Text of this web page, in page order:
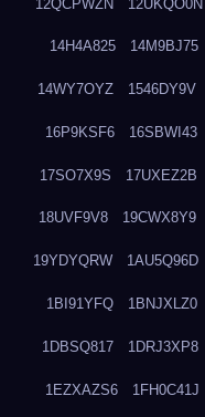
12QCPWZN 12UKQO0N
14H4A825 14M9BJ75
14WY7OYZ 1546DY9V
16P9KSF6 16SBWI43
17SO7X9S 17UXEZ2B
18UVF9V8 19CWX8Y9
19YDYQRW 1AU5Q96D
1BI91YFQ 1BNJXLZ0
1DBSQ817 1DRJ3XP8
1EZXAZS6 1FH0C41J